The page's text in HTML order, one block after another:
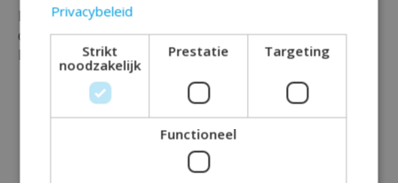
Maak jouw feest compleet en bestel vandaag nog
deze Thomas de trein feesthoedjes bij Rainbow
Feestshop!
Dit vind je misschien ook leuk
Privacybeleid
Strikt
noodzakelijk
Prestatie Targeting
Functioneel